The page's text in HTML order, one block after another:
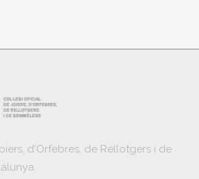
d'Orfebres, de Rellotgers i de